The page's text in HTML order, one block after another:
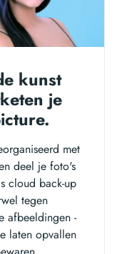
kunst
je
met
deel je foto's
cloud back-up
tegen
afbeeldingen -
laten opvallen